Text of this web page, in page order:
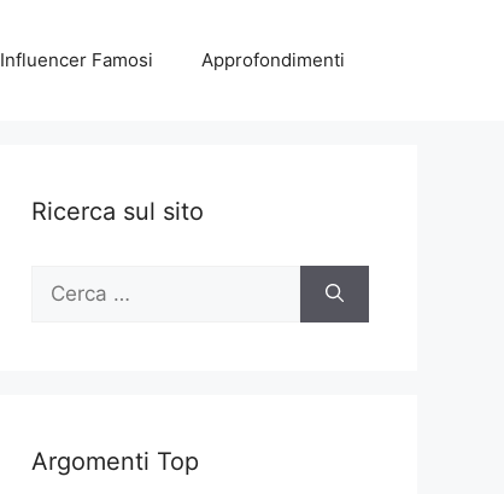
Influencer Famosi Approfondimenti
Ricerca sul sito
Ricerca
Argomenti Top